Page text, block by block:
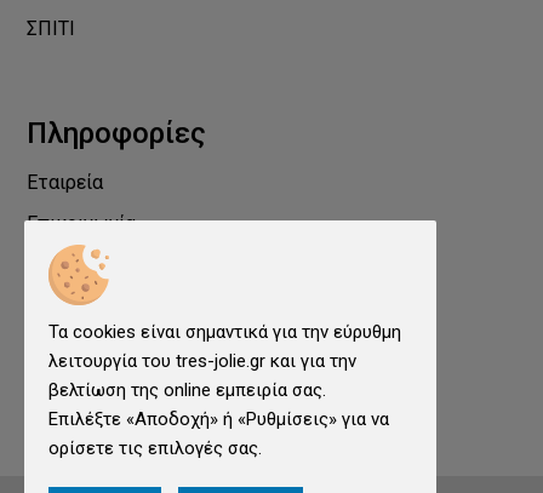
ΣΠΙΤΙ
Πληροφορίες
Εταιρεία
Επικοινωνία
Προστασία Προσωπικών Δεδομένων
Όροι χρήσης
Ρυθμίσεις cookies
Τα cookies είναι σημαντικά για την εύρυθμη
λειτουργία του tres-jolie.gr και για την
βελτίωση της online εμπειρία σας.
Επιλέξτε «Αποδοχή» ή «Ρυθμίσεις» για να
ορίσετε τις επιλογές σας.